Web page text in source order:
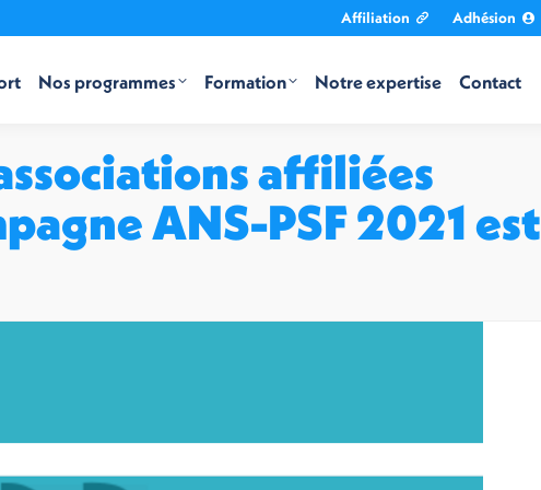
Affiliation Adhésion
Nos programmes Formation Notre expertise Contact
affiliées
ANS-PSF 2021 est